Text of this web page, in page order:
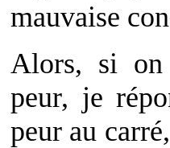
mauvaise
Alors, si on
peur, je
peur au